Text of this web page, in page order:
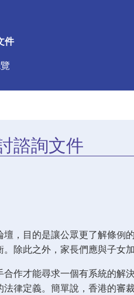
件
諮詢文件
，目的是讓公眾更了解條例
除此之外，家長們應與子女
作才能尋求一個有系統的解
律定義。簡單說，香港的審